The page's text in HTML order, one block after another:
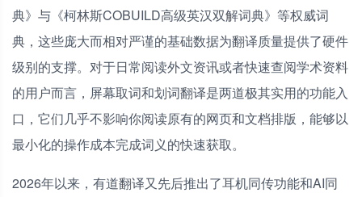
典》与《柯林斯COBUILD高级英汉双解词典》等权威词
典，这些庞大而相对严谨的基础数据为翻译质量提供了硬件
级别的支撑。对于日常阅读外文资讯或者快速查阅学术资料
的用户而言，屏幕取词和划词翻译是两道极其实用的功能入
口，它们几乎不影响你阅读原有的网页和文档排版，能够以
最小化的操作成本完成词义的快速获取。
2026年以来，有道翻译又先后推出了耳机同传功能和AI同